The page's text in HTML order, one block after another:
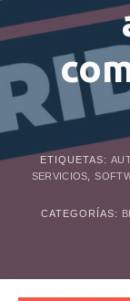
ETIQUETAS:
SERVICIOS ,
CATEGORÍAS: